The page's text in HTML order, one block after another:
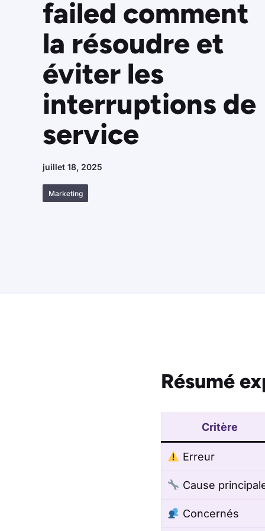
failed comment
la résoudre et
éviter les
interruptions de
service
juillet 18, 2025
Marketing
Résumé
Critère
Erreur
Cause
Concernés